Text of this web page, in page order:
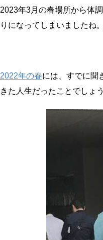
2023年3月の春場所から体
りになってしまいましたね。
2022年の春には、すでに聞
きた人生だったことでしょ